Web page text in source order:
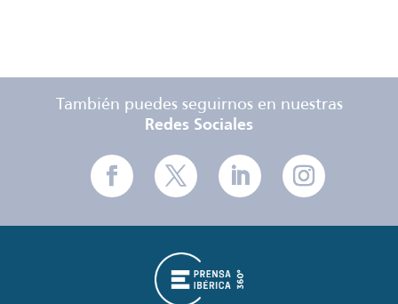
También puedes seguirnos en nuestras
Redes Sociales